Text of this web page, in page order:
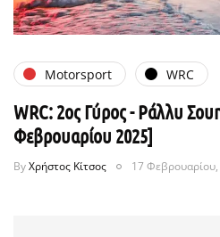
Motorsport WRC
WRC: 2ος Γύρος - Ράλλυ
Φεβρουαρίου 2025]
ByΧρήστος Κίτσος 17